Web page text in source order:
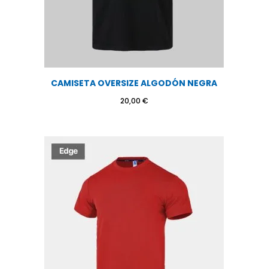
CAMISETA OVERSIZE ALGODÓN NEGRA
20,00 €